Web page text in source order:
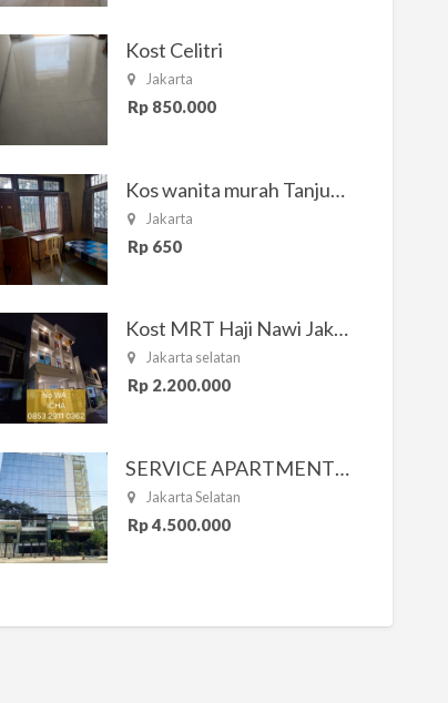
Kost Celitri
Jakarta
Rp 850.000
Kos wanita murah Tanjung Duren Jakarta Barat
Jakarta
Rp 650
Kost MRT Haji Nawi Jakarta Selatan
Jakarta selatan
Rp 2.200.000
SERVICE APARTMENT SOUTH RESIDENCE
Jakarta Selatan
Rp 4.500.000